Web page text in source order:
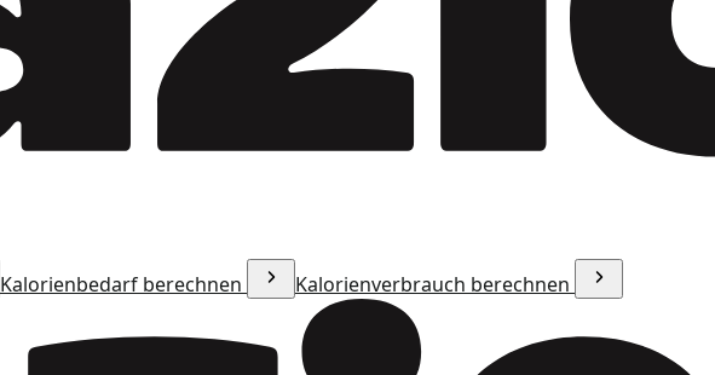
Kalorienbedarf berechnen Kalorienverbrauch berechnen